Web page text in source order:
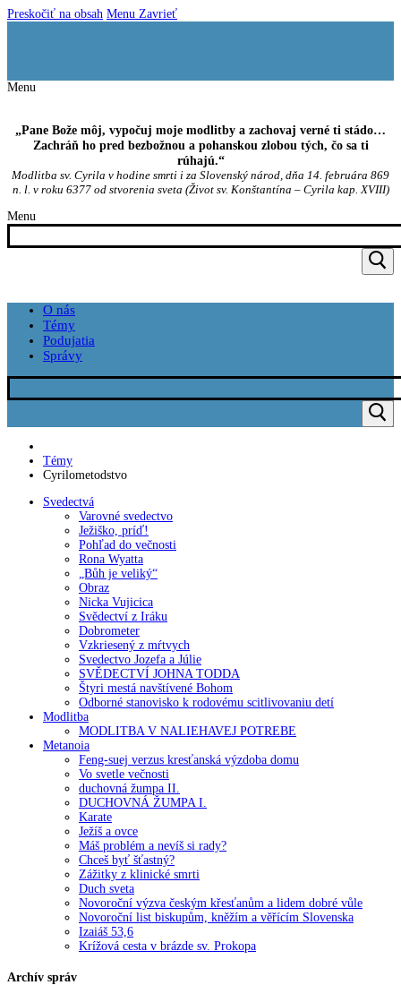
Preskočiť na obsah Menu Zavrieť
Menu
„Pane Bože môj, vypočuj moje modlitby a zachovaj verné ti stádo…
Zachráň ho pred bezbožnou a pohanskou zlobou tých, čo sa ti
rúhajú.“
Modlitba sv. Cyrila v hodine smrti i za Slovenský národ, dňa 14. februára 869
n. l. v roku 6377 od stvorenia sveta (Život sv. Konštantína – Cyrila kap. XVIII)
Menu
O nás
Témy
Podujatia
Správy
Témy
Cyrilometodstvo
Svedectvá
Varovné svedectvo
Ježiško, príď!
Pohľad do večnosti
Rona Wyatta
„Bůh je veliký“
Obraz
Nicka Vujicica
Svědectví z Iráku
Dobrometer
Vzkriesený z mŕtvych
Svedectvo Jozefa a Júlie
SVĚDECTVÍ JOHNA TODDA
Štyri mestá navštívené Bohom
Odborné stanovisko k rodovému scitlivovaniu detí
Modlitba
MODLITBA V NALIEHAVEJ POTREBE
Metanoia
Feng-suej verzus kresťanská výzdoba domu
Vo svetle večnosti
duchovná žumpa II.
DUCHOVNÁ ŽUMPA I.
Karate
Ježíš a ovce
Máš problém a nevíš si rady?
Chceš byť šťastný?
Zážitky z klinické smrti
Duch sveta
Novoroční výzva českým křesťanům a lidem dobré vůle
Novoroční list biskupům, kněžím a věřícím Slovenska
Izaiáš 53,6
Krížová cesta v brázde sv. Prokopa
Archív správ